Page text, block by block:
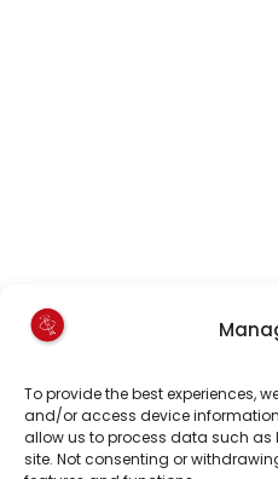
To provide the best experiences,
and/or access device
allow us to process data such as
site. Not consenting or